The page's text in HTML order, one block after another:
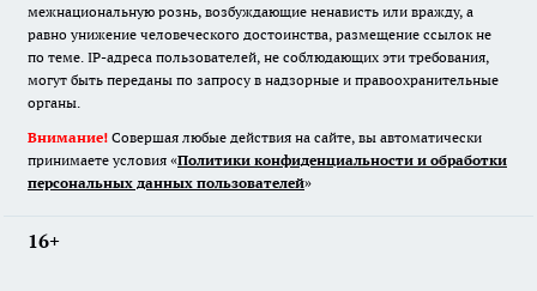
межнациональную рознь, возбуждающие ненависть или вражду, а
равно унижение человеческого достоинства, размещение ссылок не
по теме. IP-адреса пользователей, не соблюдающих эти требования,
могут быть переданы по запросу в надзорные и правоохранительные
органы.
Внимание! Совершая любые действия на сайте, вы автоматически
принимаете условия «Политики конфиденциальности и обработки
персональных данных пользователей»
16+